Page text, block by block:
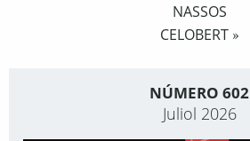
NASSOS
CELOBERT»
NÚMERO 602
Juliol 2026